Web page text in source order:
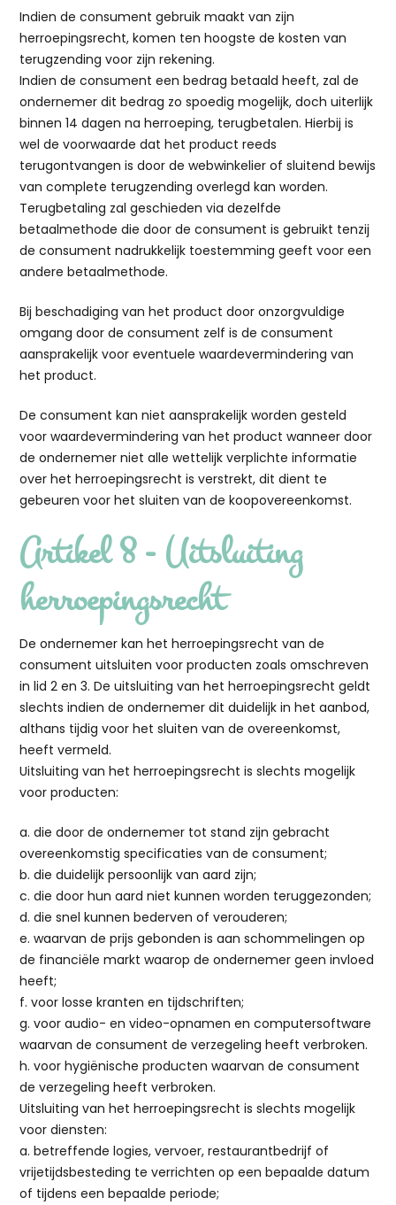
Indien de consument gebruik maakt van zijn
herroepingsrecht, komen ten hoogste de kosten van
terugzending voor zijn rekening.
Indien de consument een bedrag betaald heeft, zal de
ondernemer dit bedrag zo spoedig mogelijk, doch uiterlijk
binnen 14 dagen na herroeping, terugbetalen. Hierbij is
wel de voorwaarde dat het product reeds
terugontvangen is door de webwinkelier of sluitend bewijs
van complete terugzending overlegd kan worden.
Terugbetaling zal geschieden via dezelfde
betaalmethode die door de consument is gebruikt tenzij
de consument nadrukkelijk toestemming geeft voor een
andere betaalmethode.
Bij beschadiging van het product door onzorgvuldige
omgang door de consument zelf is de consument
aansprakelijk voor eventuele waardevermindering van
het product.
De consument kan niet aansprakelijk worden gesteld
voor waardevermindering van het product wanneer door
de ondernemer niet alle wettelijk verplichte informatie
over het herroepingsrecht is verstrekt, dit dient te
gebeuren voor het sluiten van de koopovereenkomst.
Artikel 8 - Uitsluiting
herroepingsrecht
De ondernemer kan het herroepingsrecht van de
consument uitsluiten voor producten zoals omschreven
in lid 2 en 3. De uitsluiting van het herroepingsrecht geldt
slechts indien de ondernemer dit duidelijk in het aanbod,
althans tijdig voor het sluiten van de overeenkomst,
heeft vermeld.
Uitsluiting van het herroepingsrecht is slechts mogelijk
voor producten:
a. die door de ondernemer tot stand zijn gebracht
overeenkomstig specificaties van de consument;
b. die duidelijk persoonlijk van aard zijn;
c. die door hun aard niet kunnen worden teruggezonden;
d. die snel kunnen bederven of verouderen;
e. waarvan de prijs gebonden is aan schommelingen op
de financiële markt waarop de ondernemer geen invloed
heeft;
f. voor losse kranten en tijdschriften;
g. voor audio- en video-opnamen en computersoftware
waarvan de consument de verzegeling heeft verbroken.
h. voor hygiënische producten waarvan de consument
de verzegeling heeft verbroken.
Uitsluiting van het herroepingsrecht is slechts mogelijk
voor diensten:
a. betreffende logies, vervoer, restaurantbedrijf of
vrijetijdsbesteding te verrichten op een bepaalde datum
of tijdens een bepaalde periode;